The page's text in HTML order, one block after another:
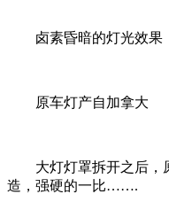
卤素昏暗的灯光效果
原车灯产自加拿大
大灯灯罩拆开之后，
造，强硬的一比…….